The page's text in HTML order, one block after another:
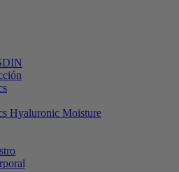
Hyaluronic Moisture